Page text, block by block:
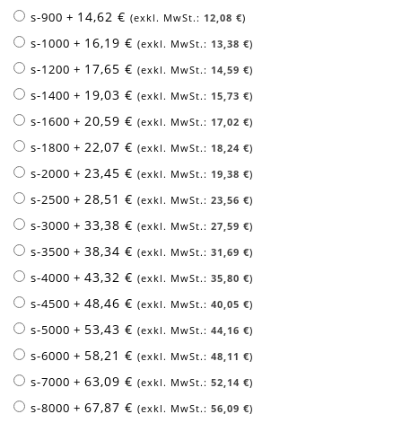
s-900+ 14,62 € 12,08 €
s-1000+ 16,19 € 13,38 €
s-1200+ 17,65 € 14,59 €
s-1400+ 19,03 € 15,73 €
s-1600+20,59 € 17,02 €
s-1800+22,07 € 18,24 €
s-2000+23,45 € 19,38 €
s-2500+28,51 € 23,56 €
s-3000+33,38 € 27,59 €
s-3500+38,34 € 31,69 €
s-4000+43,32 € 35,80 €
s-4500+48,46 € 40,05 €
s-5000+ 53,43 € 44,16 €
s-6000+ 58,21 € 48,11 €
s-7000+63,09 € 52,14 €
s-8000+67,87 € 56,09 €